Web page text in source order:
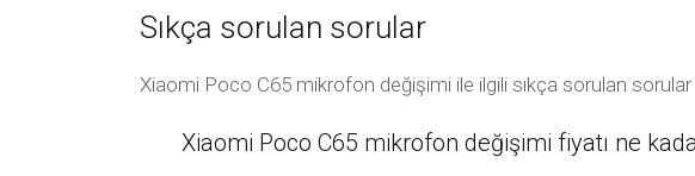
Sıkça sorulan sorular
Xiaomi Poco C65 mikrofon değişimi ile ilgili sıkça sorulan sorular
Xiaomi Poco C65 mikrofon değişimi fiyatı ne